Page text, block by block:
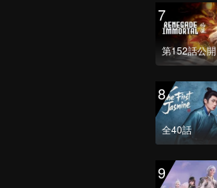
7
第152話公開
8
全40話
9